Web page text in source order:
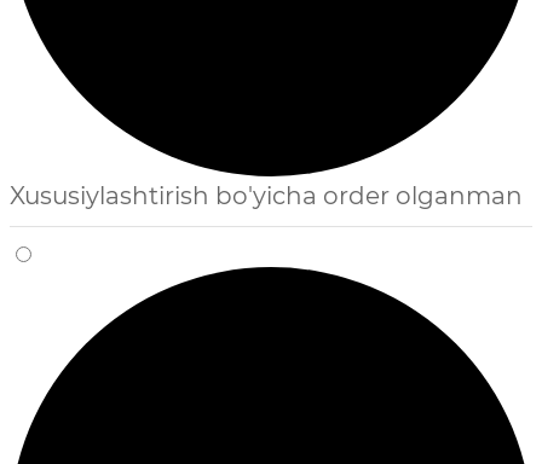
Xususiylashtirish bo'yicha order olganman